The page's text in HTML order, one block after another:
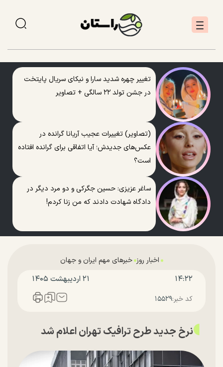
تغییر چهره شدید سارا و نیکای سریال پایتخت
در جشن تولد ۲۲ سالگی + تصاویر
(تصاویر) تغییرات عجیب آریانا گرانده در
عکس‌های جدیدش؛ آیا اتفاقی برای گرانده افتاده
است؟
ساغر عزیزی: حسین جگرکی و دو مرد دیگر در
دادگاه شهادت دادند که من زنا کردم!
اخبار روز خبرهای مهم ایران و جهان
۱۴:۲۲ ۲۱ ارديبهشت ۱۴۰۵
کد خبر:۱۵۵۲۹
نرخ جدید طرح ترافیک تهران اعلام شد